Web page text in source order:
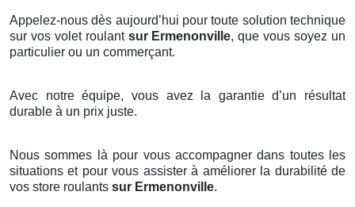
Appelez-nous dès aujourd’hui pour toute solution technique
sur vos volet roulant sur Ermenonville, que vous soyez un
particulier ou un commerçant.
Avec notre équipe, vous avez la garantie d’un résultat
durable à un prix juste.
Nous sommes là pour vous accompagner dans toutes les
situations et pour vous assister à améliorer la durabilité de
vos store roulants sur Ermenonville.